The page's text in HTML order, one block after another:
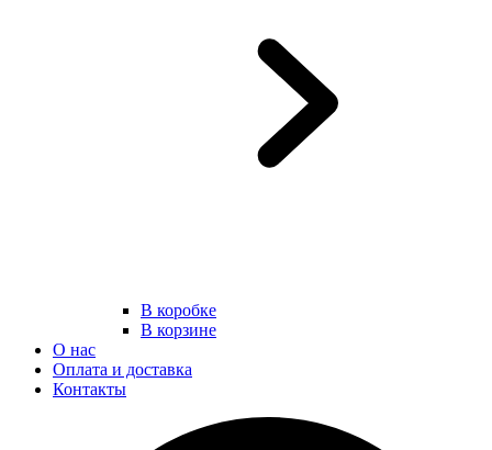
В коробке
В корзине
О нас
Оплата и доставка
Контакты